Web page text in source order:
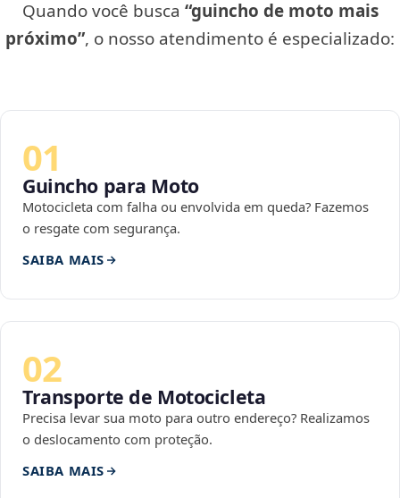
Quando você busca “guincho de moto mais
próximo”, o nosso atendimento é especializado:
01
Guincho para Moto
Motocicleta com falha ou envolvida em queda? Fazemos
o resgate com segurança.
SAIBA MAIS
02
Transporte de Motocicleta
Precisa levar sua moto para outro endereço? Realizamos
o deslocamento com proteção.
SAIBA MAIS